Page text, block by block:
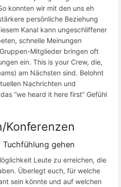
konnten wir mit den uns eh
persönliche Beziehung
Kanal kann ungeschliffener
schnelle Meinungen
Mitglieder bringen oft
ein. This is your Crew, die,
am Nächsten sind. Belohnt
Nachrichten und
“we heard it here first” Gefühl
Konferenzen
gehen
Leute zu erreichen, die
Überlegt euch, für welche
sein könnte und auf welchen